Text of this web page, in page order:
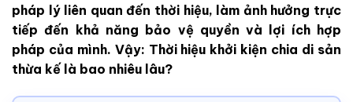
pháp lý liên quan đến thời hiệu, làm ảnh hưởng trực
tiếp đến khả năng bảo vệ quyền và lợi ích hợp
pháp của mình. Vậy: Thời hiệu khởi kiện chia di sản
thừa kế là bao nhiêu lâu?